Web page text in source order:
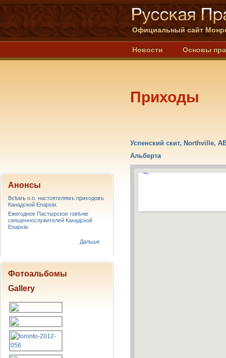
Официальный сайт
Новости Основы
Приходы
Успенский скит, Northville,
Альберта
Анонсы
Всѣмъ о.о. настоятелямъ приходовъ
Канадской Епархiи.
Ежегодное Пастырское говѣніе
священнослужителей Канадской
Епархіи.
Дальше
Фотоальбомы
Gallery